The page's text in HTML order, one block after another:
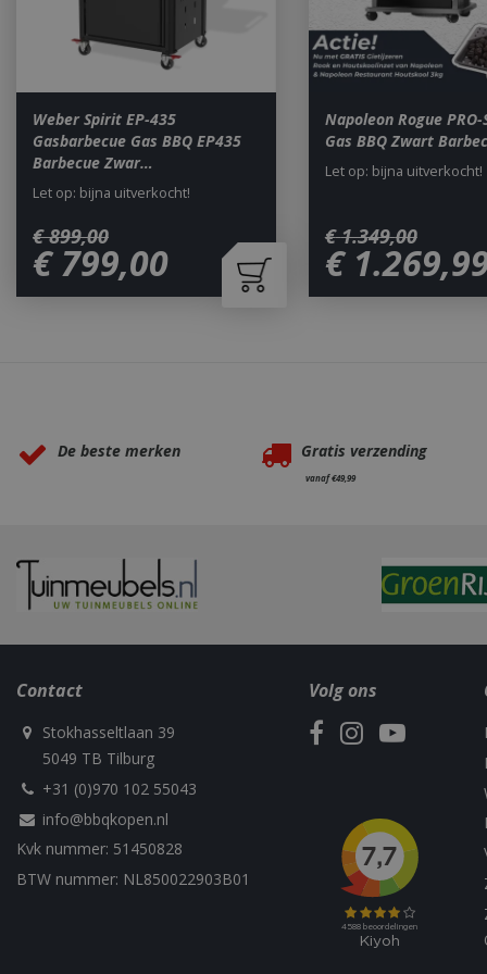
Weber Spirit EP-435
Gasbarbecue Gas BBQ EP435
Barbecue Zwar…
€ 899,00
€ 799,00
Let op: bijna uitverkocht!
Napoleon Rogue PRO-
Gas BBQ Zwart
€ 1.349,00
€ 1.269,
Let op: bijna uitverkocht!
De beste merken Gratis verzending
vanaf €49,99
Contact
Stokhasseltlaan 39
5049 TB Tilburg
+31 (0)970 102 55043
info@bbqkopen.nl
Kvk nummer: 51450828
BTW nummer: NL850022903B01
Volg ons
__cf_bm
_gid
performance
_ga_M5FLK9N03R
Naam
Targetting
_clsk
e52aaa62aa9f
GCSESSID